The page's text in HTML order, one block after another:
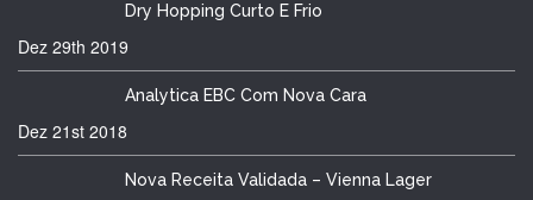
Dry Hopping Curto E Frio
Dez 29th 2019
Analytica EBC Com Nova Cara
Dez 21st 2018
Nova Receita Validada – Vienna Lager